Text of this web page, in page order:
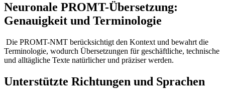
Neuronale PROMT-Übersetzung:
Genauigkeit und Terminologie
Die PROMT-NMT berücksichtigt den Kontext und bewahrt die
Terminologie, wodurch Übersetzungen für geschäftliche, technische
und alltägliche Texte natürlicher und präziser werden.
Unterstützte Richtungen und Sprachen